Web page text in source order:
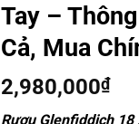
Tay –
Cả, Mua
2,980,000₫
Rượu Glenfiddich 18